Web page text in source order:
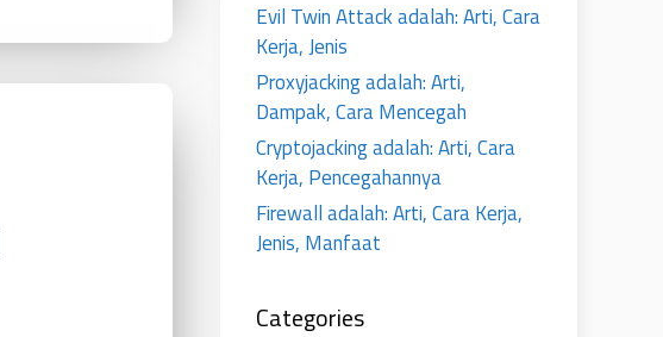
Evil Twin Attack adalah: Arti, Cara
Kerja, Jenis
Proxyjacking adalah: Arti,
Dampak, Cara Mencegah
Cryptojacking adalah: Arti, Cara
Kerja, Pencegahannya
Firewall adalah: Arti, Cara Kerja,
Jenis, Manfaat
Categories